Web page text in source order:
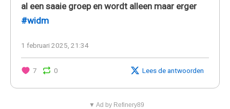
al een saaie groep en wordt alleen maar erger
#widm
1 februari 2025, 21:34
7 0 Lees de antwoorden
▼ Ad by Refinery89